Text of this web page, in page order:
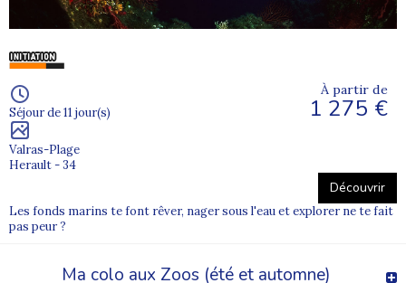
Séjour de 11 jour(s)
Valras-Plage
Herault - 34
À partir de
1 275 €
Découvrir
Les fonds marins te font rêver, nager sous l'eau et explorer ne te fait
pas peur ?
Ma colo aux Zoos (été et automne)